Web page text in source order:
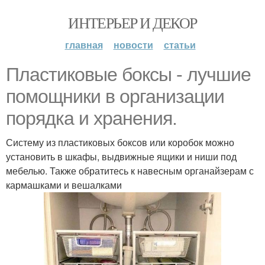
ИНТЕРЬЕР И ДЕКОР
главная новости статьи
Пластиковые боксы - лучшие
помощники в организации
порядка и хранения.
Систему из пластиковых боксов или коробок можно
установить в шкафы, выдвижные ящики и ниши под
мебелью. Также обратитесь к навесным органайзерам с
кармашками и вешалками